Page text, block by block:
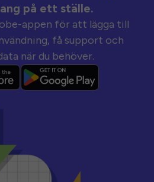
på ett ställe.
appen för att lägga till
få support och
när du behöver.